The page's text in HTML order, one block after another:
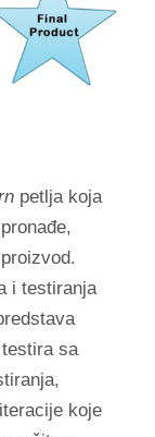
petlja koja
i testiranja
sa
koje